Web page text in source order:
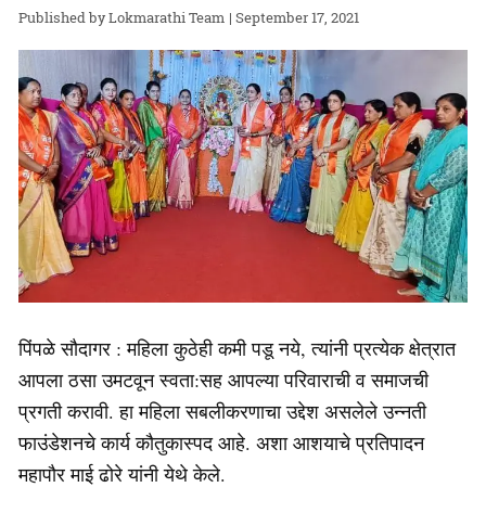
Lokmarathi Team | September 17, 2021
पिंपळे सौदागर : महिला कुठेही कमी पडू नये, त्यांनी प्रत्येक क्षेत्रात
आपला ठसा उमटवून स्वता:सह आपल्या परिवाराची व समाजची
प्रगती करावी. हा महिला सबलीकरणाचा उद्देश असलेले उन्नती
फाउंडेशनचे कार्य कौतुकास्पद आहे. अशा आशयाचे प्रतिपादन
महापौर माई ढोरे यांनी येथे केले.